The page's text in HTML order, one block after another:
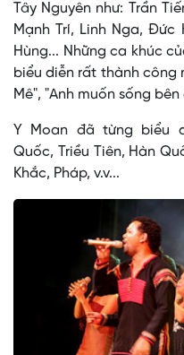
Tây Nguyên như: Trần
Mạnh Trí, Linh Nga, Đức
Hùng... Những ca khúc
biểu diễn rất thành công
Mê", "Anh muốn sống
Y Moan đã từng biểu
Quốc, Triều Tiên, Hàn
Khắc, Pháp, v.v...